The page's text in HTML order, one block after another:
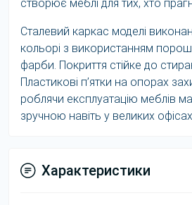
створює меблі для тих, хто
Сталевий каркас моделі
кольорі з використанням
фарби. Покриття стійке до
Пластикові п’ятки на опорах
роблячи експлуатацію меблів
зручною навіть у великих
Характеристики